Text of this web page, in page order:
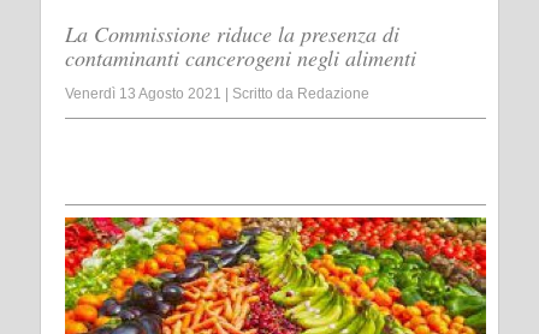
La Commissione riduce la presenza di
contaminanti cancerogeni negli alimenti
Venerdì 13 Agosto 2021 Scritto da Redazione